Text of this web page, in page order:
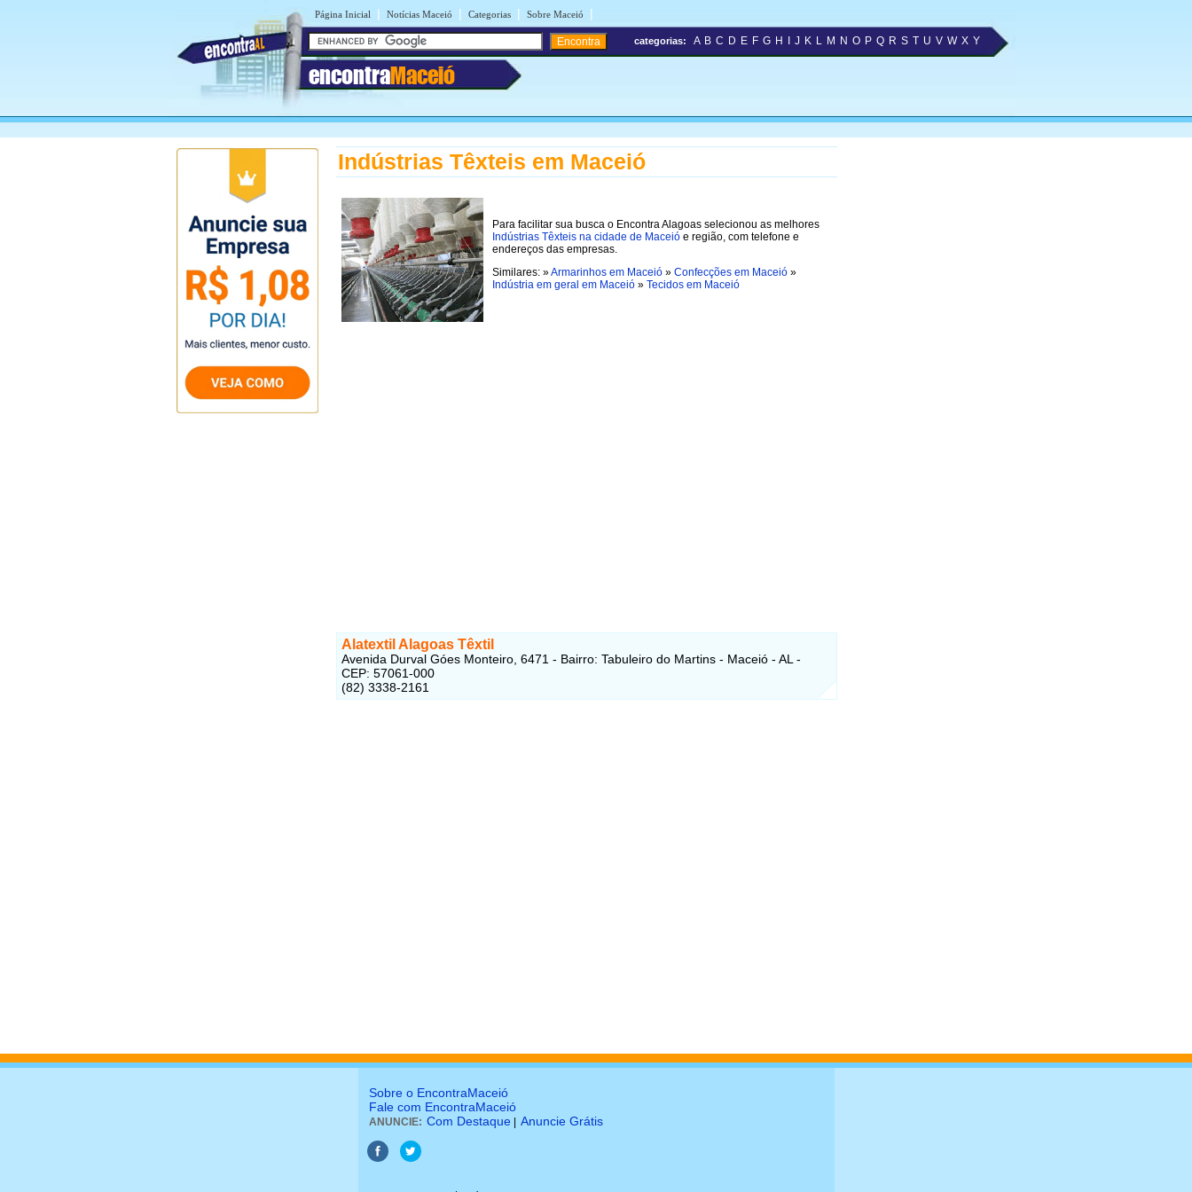
Página Inicial | Notícias Maceió | Categorias | Sobre Maceió |
encontraMaceió
categorias: A B C D E F G H J K L M N O P Q R S T U V W X Y
Indústrias Têxteis em Maceió
Para facilitar sua busca o Encontra Alagoas selecionou as melhores
Indústrias Têxteis na cidade de Maceió e região, com telefone e
endereços das empresas.
Similares: »Armarinhos em Maceió » Confecções em Maceió »
Indústria em geral em Maceió » Tecidos em Maceió
Alatextil Alagoas Têxtil
Avenida Durval Góes Monteiro, 6471 - Bairro: Tabuleiro do Martins - Maceió - AL -
CEP: 57061-000
(82) 3338-2161
Sobre o EncontraMaceió
Fale com EncontraMaceió
ANUNCIE: Com Destaque Anuncie Grátis